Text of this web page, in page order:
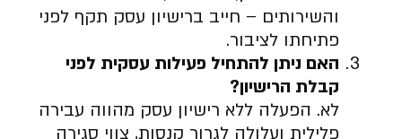
והשירותים – חייב ברישיון עסק תקף לפני
פתיחתו לציבור.
האם ניתן להתחיל פעילות עסקית לפני
קבלת הרישיון?
לא. הפעלה ללא רישיון עסק מהווה עבירה
פלילית ועלולה לגרור קנסות, צווי סגירה